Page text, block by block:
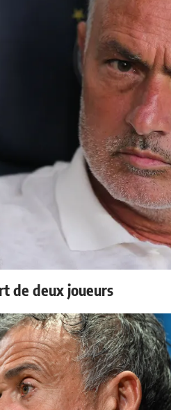
de deux joueurs